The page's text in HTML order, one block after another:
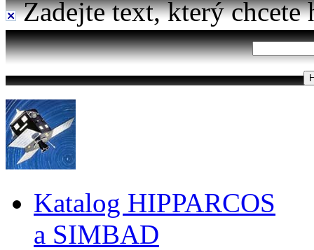
Zadejte text, který chcete
Katalog HIPPARCOS
a SIMBAD